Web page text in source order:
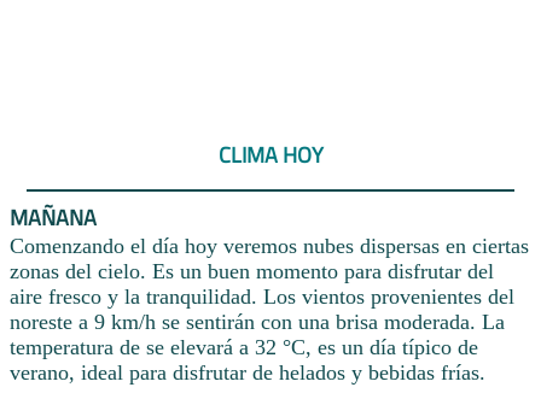
CLIMA HOY
MAÑANA
Comenzando el día hoy veremos nubes dispersas en ciertas
zonas del cielo. Es un buen momento para disfrutar del
aire fresco y la tranquilidad. Los vientos provenientes del
noreste a 9 km/h se sentirán con una brisa moderada. La
temperatura de se elevará a 32 °C, es un día típico de
verano, ideal para disfrutar de helados y bebidas frías.